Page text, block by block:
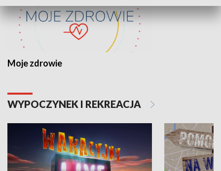
Moje zdrowie
WYPOCZYNEK I REKREACJA